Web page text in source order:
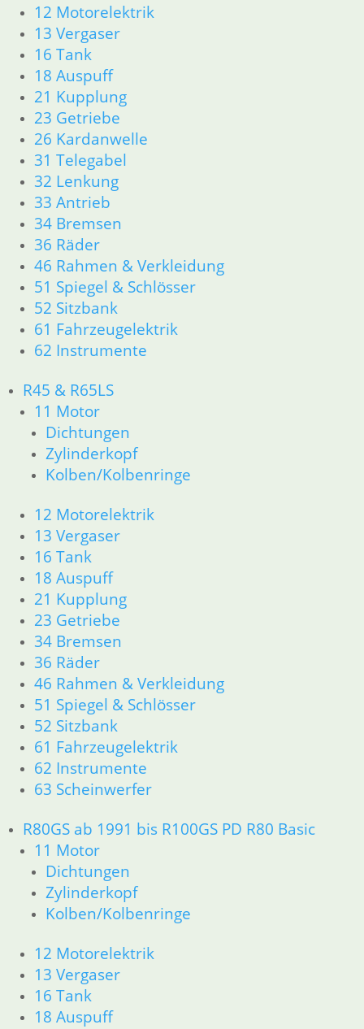
12 Motorelektrik
13 Vergaser
16 Tank
18 Auspuff
21 Kupplung
23 Getriebe
26 Kardanwelle
31 Telegabel
32 Lenkung
33 Antrieb
34 Bremsen
36 Räder
46 Rahmen & Verkleidung
51 Spiegel & Schlösser
52 Sitzbank
61 Fahrzeugelektrik
62 Instrumente
R45 & R65LS
11 Motor
Dichtungen
Zylinderkopf
Kolben/Kolbenringe
12 Motorelektrik
13 Vergaser
16 Tank
18 Auspuff
21 Kupplung
23 Getriebe
34 Bremsen
36 Räder
46 Rahmen & Verkleidung
51 Spiegel & Schlösser
52 Sitzbank
61 Fahrzeugelektrik
62 Instrumente
63 Scheinwerfer
R80GS ab 1991 bis R100GS PD R80 Basic
11 Motor
Dichtungen
Zylinderkopf
Kolben/Kolbenringe
12 Motorelektrik
13 Vergaser
16 Tank
18 Auspuff